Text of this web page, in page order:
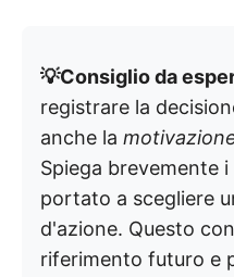
💡Consiglio da
registrare la
anche la
Spiega brevemente
portato a scegliere
d'azione. Questo
riferimento futuro e